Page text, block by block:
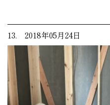
13. 2018年05月24日